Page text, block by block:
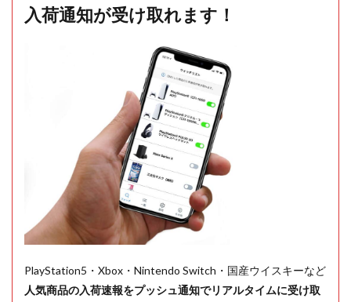
入荷通知が受け取れます！
PlayStation5・Xbox・Nintendo Switch・国産ウイスキーなど
人気商品の入荷速報をプッシュ通知でリアルタイムに受け取